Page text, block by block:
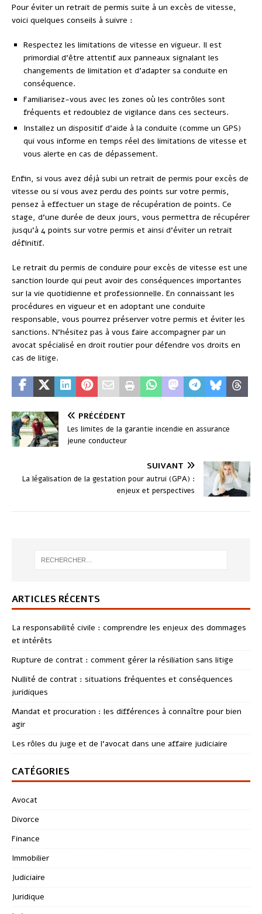
Pour éviter un retrait de permis suite à un excès de vitesse,
voici quelques conseils à suivre :
Respectez les limitations de vitesse en vigueur. Il est
primordial d’être attentif aux panneaux signalant les
changements de limitation et d’adapter sa conduite en
conséquence.
Familiarisez-vous avec les zones où les contrôles sont
fréquents et redoublez de vigilance dans ces secteurs.
Installez un dispositif d’aide à la conduite (comme un GPS)
qui vous informe en temps réel des limitations de vitesse et
vous alerte en cas de dépassement.
Enfin, si vous avez déjà subi un retrait de permis pour excès de
vitesse ou si vous avez perdu des points sur votre permis,
pensez à effectuer un stage de récupération de points. Ce
stage, d’une durée de deux jours, vous permettra de récupérer
jusqu’à 4 points sur votre permis et ainsi d’éviter un retrait
définitif.
Le retrait du permis de conduire pour excès de vitesse est une
sanction lourde qui peut avoir des conséquences importantes
sur la vie quotidienne et professionnelle. En connaissant les
procédures en vigueur et en adoptant une conduite
responsable, vous pourrez préserver votre permis et éviter les
sanctions. N’hésitez pas à vous faire accompagner par un
avocat spécialisé en droit routier pour défendre vos droits en
cas de litige.
PRÉCÉDENT
Les limites de la garantie incendie en assurance
jeune conducteur
SUIVANT
La légalisation de la gestation pour autrui (GPA) :
enjeux et perspectives
ARTICLES RÉCENTS
La responsabilité civile : comprendre les enjeux des dommages
et intérêts
Rupture de contrat : comment gérer la résiliation sans litige
Nullité de contrat : situations fréquentes et conséquences
juridiques
Mandat et procuration : les différences à connaître pour bien
agir
Les rôles du juge et de l’avocat dans une affaire judiciaire
CATÉGORIES
Avocat
Divorce
Finance
Immobilier
Judiciaire
Juridique